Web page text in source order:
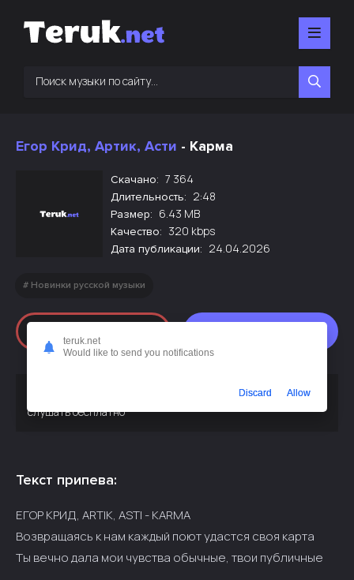
Егор Крид, Артик, Асти - Карма
Скачано: 7 364
Длительность: 2:48
Размер: 6.43 MB
Качество: 320 kbps
Дата публикации: 24.04.2026
Новинки русской музыки
Егор Крид, Артик, Асти - Кармаили
слушать бесплатно
Текст припева:
ЕГОР КРИД, ARTIK, ASTI - KARMA
Возвращаясь к нам каждый поют удастся своя карта
Ты вечно дала мои чувства обычные, твои публичные
teruk.net
Would like to send you notifications
Discard Allow